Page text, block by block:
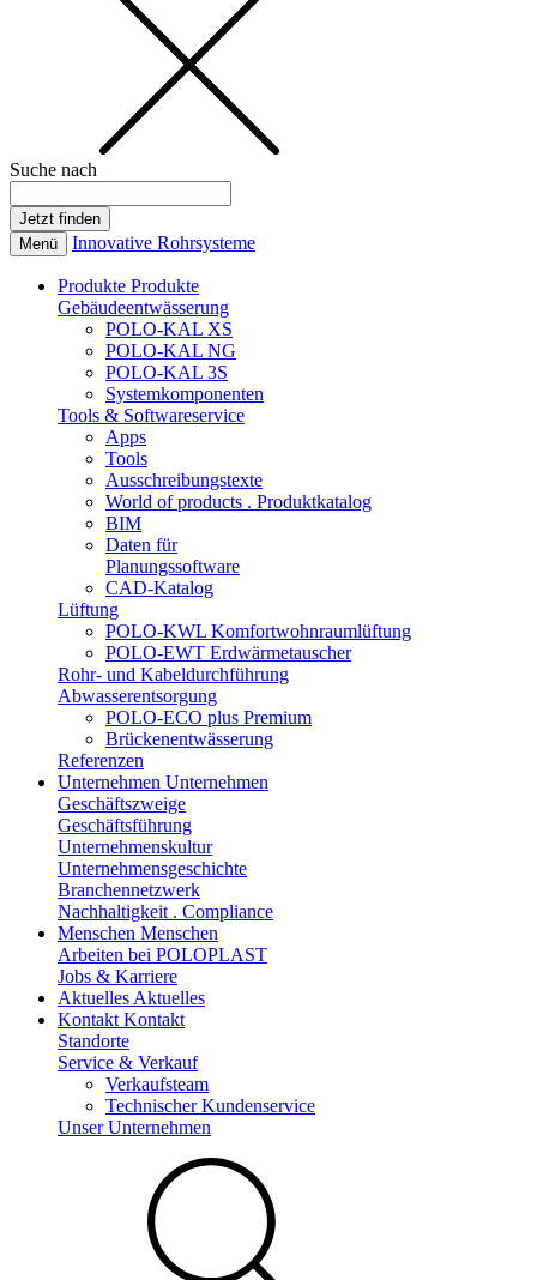
Suche nach
Menü Innovative Rohrsysteme
Produkte Produkte
Gebäudeentwässerung
POLO-KAL XS
POLO-KAL NG
POLO-KAL 3S
Systemkomponenten
Tools & Softwareservice
Apps
Tools
Ausschreibungstexte
World of products . Produktkatalog
BIM
Daten für
Planungssoftware
CAD-Katalog
Lüftung
POLO-KWL Komfortwohnraumlüftung
POLO-EWT Erdwärmetauscher
Rohr- und Kabeldurchführung
Abwasserentsorgung
POLO-ECO plus Premium
Brückenentwässerung
Referenzen
Unternehmen Unternehmen
Geschäftszweige
Geschäftsführung
Unternehmenskultur
Unternehmensgeschichte
Branchennetzwerk
Nachhaltigkeit . Compliance
Menschen Menschen
Arbeiten bei POLOPLAST
Jobs & Karriere
Aktuelles Aktuelles
Kontakt Kontakt
Standorte
Service & Verkauf
Verkaufsteam
Technischer Kundenservice
Unser Unternehmen